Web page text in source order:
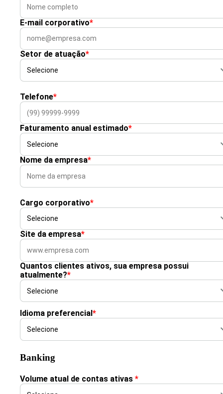
E-mail corporativo*
Setor de atuação*
Telefone*
Faturamento anual estimado*
Nome da empresa*
Cargo corporativo*
Site da empresa*
Quantos clientes ativos, sua empresa possui
atualmente?*
Idioma preferencial *
Banking
Volume atual de contas ativas *